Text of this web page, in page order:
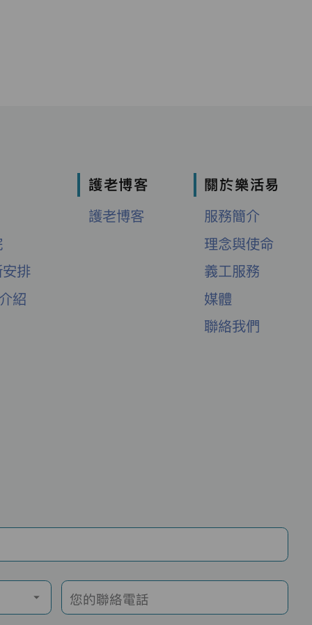
排
紹
護老博客
護老博客
關於樂活易
服務簡介
理念與使命
義工服務
媒體
聯絡我們
您的聯絡電話